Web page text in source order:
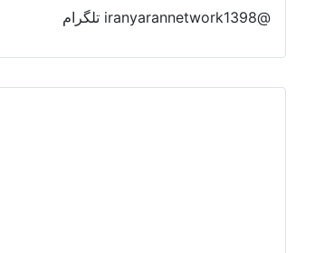
@iranyarannetwork1398 تلگرام